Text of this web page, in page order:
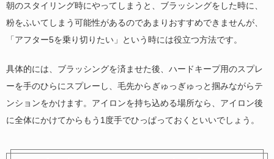
朝のスタイリング時にやってしまうと、ブラッシングをした時に、
粉をふいてしまう可能性があるのであまりおすすめできませんが、
「アフター5を乗り切りたい」という時には役立つ方法です。
具体的には、ブラッシングを済ませた後、ハードキープ用のスプレ
ーを手のひらにスプレーし、毛先からぎゅっぎゅっと掴みながらテ
ンションをかけます。アイロンを持ち込める場所なら、アイロン後
に全体にかけてからもう1度手でひっぱっておくといいでしょう。